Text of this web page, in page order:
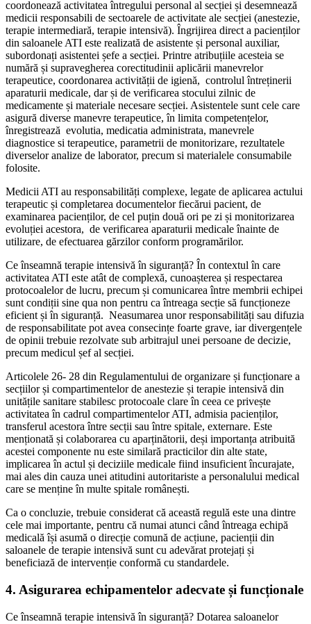
coordonează activitatea întregului personal al secției și desemnează
medicii responsabili de sectoarele de activitate ale secției (anestezie,
terapie intermediară, terapie intensivă). Îngrijirea direct a pacienților
din saloanele ATI este realizată de asistente și personal auxiliar,
subordonați asistentei șefe a secției. Printre atribuțiile acesteia se
numără și supravegherea corectitudinii aplicării manevrelor
terapeutice, coordonarea activității de igienă, controlul întreținerii
aparaturii medicale, dar și de verificarea stocului zilnic de
medicamente și materiale necesare secției. Asistentele sunt cele care
asigură diverse manevre terapeutice, în limita competențelor,
înregistrează evolutia, medicatia administrata, manevrele
diagnostice si terapeutice, parametrii de monitorizare, rezultatele
diverselor analize de laborator, precum si materialele consumabile
folosite.
Medicii ATI au responsabilități complexe, legate de aplicarea actului
terapeutic și completarea documentelor fiecărui pacient, de
examinarea pacienților, de cel puțin două ori pe zi și monitorizarea
evoluției acestora, de verificarea aparaturii medicale înainte de
utilizare, de efectuarea gărzilor conform programărilor.
Ce înseamnă terapie intensivă în siguranță? În contextul în care
activitatea ATI este atât de complexă, cunoașterea și respectarea
protocoalelor de lucru, precum și comunicarea între membrii echipei
sunt condiții sine qua non pentru ca întreaga secție să funcționeze
eficient și în siguranță. Neasumarea unor responsabilități sau difuzia
de responsabilitate pot avea consecințe foarte grave, iar divergențele
de opinii trebuie rezolvate sub arbitrajul unei persoane de decizie,
precum medicul șef al secției.
Articolele 26- 28 din Regulamentului de organizare și funcționare a
secțiilor și compartimentelor de anestezie și terapie intensivă din
unitățile sanitare stabilesc protocoale clare în ceea ce privește
activitatea în cadrul compartimentelor ATI, admisia pacienților,
transferul acestora între secții sau între spitale, externare. Este
menționată și colaborarea cu aparținătorii, deși importanța atribuită
acestei componente nu este similară practicilor din alte state,
implicarea în actul și deciziile medicale fiind insuficient încurajate,
mai ales din cauza unei atitudini autoritariste a personalului medical
care se menține în multe spitale românești.
Ca o concluzie, trebuie considerat că această regulă este una dintre
cele mai importante, pentru că numai atunci când întreaga echipă
medicală își asumă o direcție comună de acțiune, pacienții din
saloanele de terapie intensivă sunt cu adevărat protejați și
beneficiază de intervenție conformă cu standardele.
4. Asigurarea echipamentelor adecvate și funcționale
Ce înseamnă terapie intensivă în siguranță? Dotarea saloanelor